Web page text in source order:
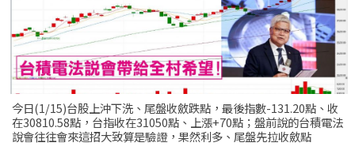
今日(1/15)台股上沖下洗、尾盤收斂跌點，最後指數-131.20點、收
在30810.58點，台指收在31050點、上漲+70點；盤前說的台積電法
說會往往會來這招大致算是驗證，果然利多、尾盤先拉收斂點